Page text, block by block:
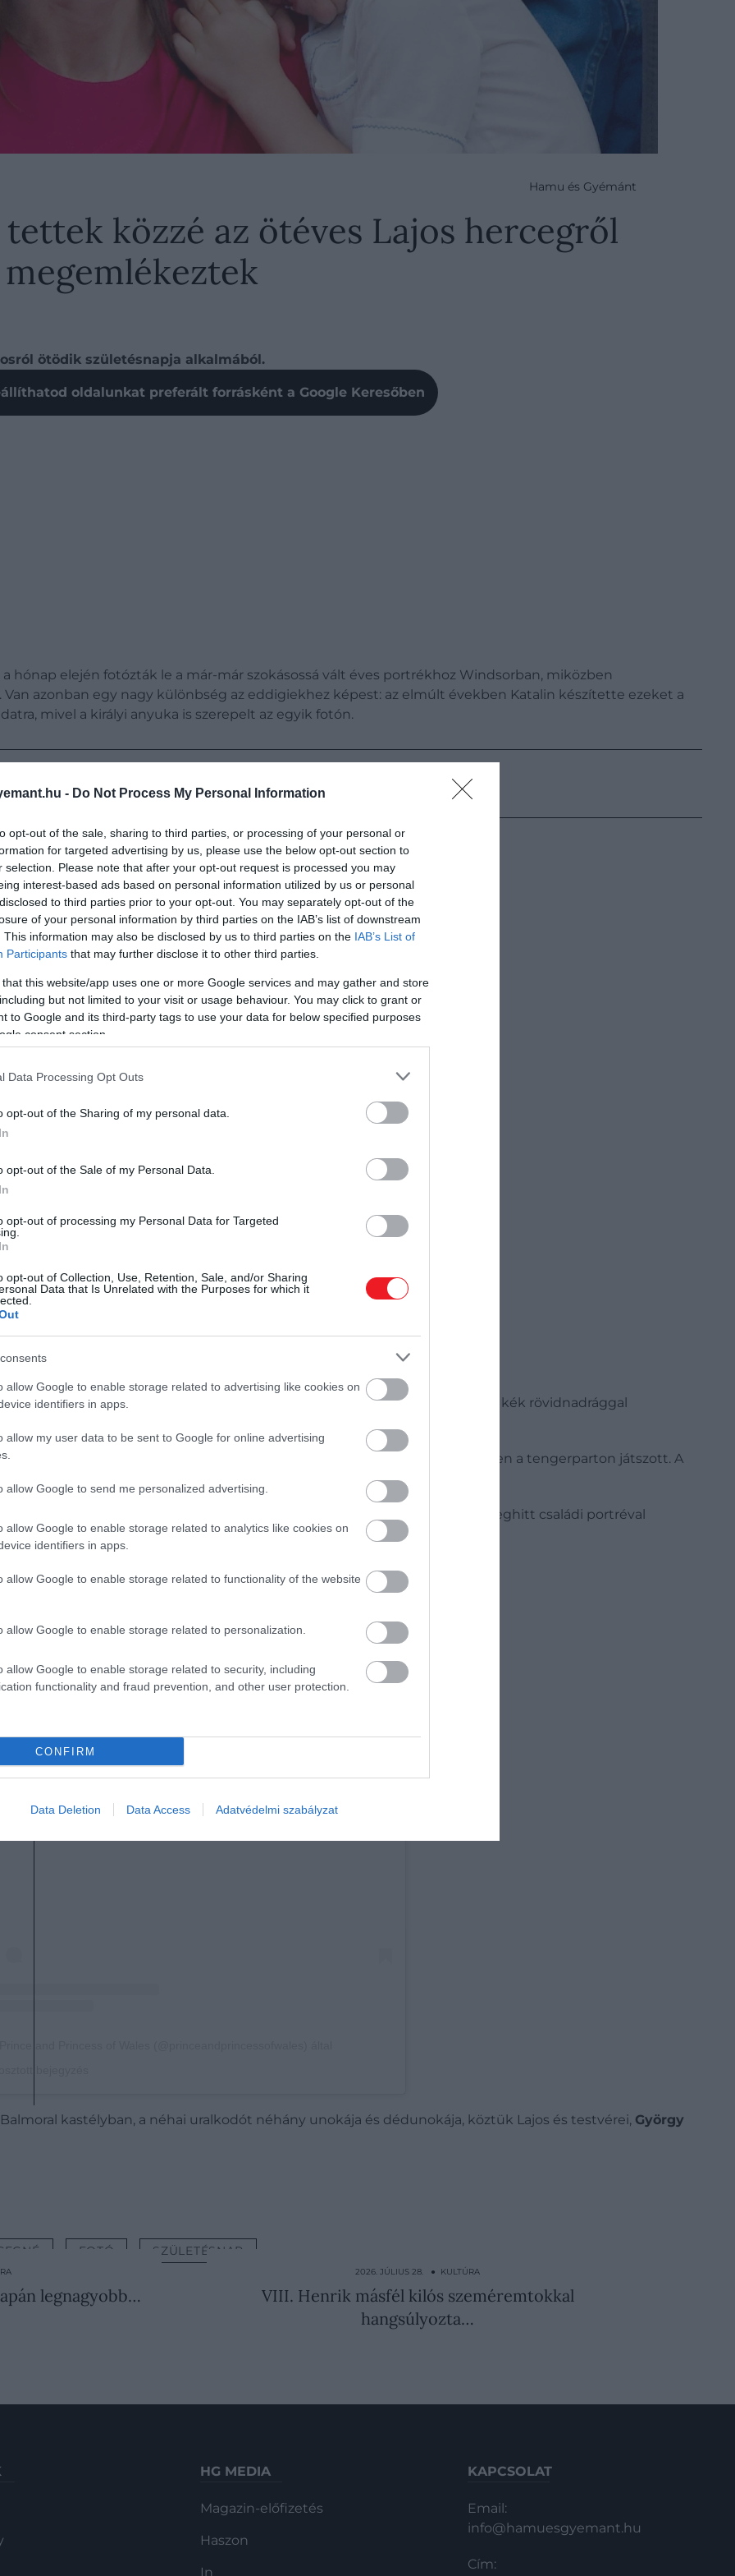
- Do Not Process My Personal Information
opt-out of the sale, sharing to third parties, or processing of your personal or
for targeted advertising by us, please use the below opt-out section to
selection. Please note that after your opt-out request is processed you may
interest-based ads based on personal information utilized by us or personal
to third parties prior to your opt-out. You may separately opt-out of the
of your personal information by third parties on the IAB’s list of downstream
This information may also be disclosed by us to third parties on the IAB’s List of
Participants that may further disclose it to other third parties.
that this website/app uses one or more Google services and may gather and store
but not limited to your visit or usage behaviour. You may click to grant or
to Google and its third-party tags to use your data for below specified purposes
consent section.
Data Processing Opt Outs
opt-out of the Sharing of my personal data.
opt-out of the Sale of my Personal Data.
opt-out of processing my Personal Data for Targeted
opt-out of Collection, Use, Retention, Sale, and/or Sharing
Data that Is Unrelated with the Purposes for which it
allow Google to enable storage related to advertising like cookies on
identifiers in apps.
allow my user data to be sent to Google for online advertising
allow Google to send me personalized advertising.
allow Google to enable storage related to analytics like cookies on
identifiers in apps.
allow Google to enable storage related to functionality of the website
allow Google to enable storage related to personalization.
allow Google to enable storage related to security, including
functionality and fraud prevention, and other user protection.
CONFIRM
Data Deletion Data Access Adatvédelmi szabályzat
Hamu és Gyémánt
közzé az ötéves Lajos hercegről
ötödik születésnapja alkalmából.
oldalunkat preferált forrásként a Google Keresőben
hónap elején fotózták le a már-már szokásossá vált éves portrékhoz Windsorban, miközben
azonban egy nagy különbség az eddigiekhez képest: az elmúlt években Katalin készítette ezeket a
mivel a királyi anyuka is szerepelt az egyik fotón.
grimaszai ismét ellopták a showt
A bejegyzés megtekintése az Instagramon
bejegyzés
bézs színű argyle díszítéssel, amelyet egy kék kockás galléros ing és egy kék rövidnadrággal
láthatunk.
a negyedik születésnapi portréja kedvéért édesanyja fotózta le, miközben a tengerparton játszott. A
hasonlít az édesapjára,
is megosztottak a napokban, ugyanis tegnapelőtt a királyi család egy meghitt családi portréval
a hétvégén lett volna 97 éves.
kastélyban, a néhai uralkodót néhány unokája és dédunokája, köztük Lajos és testvérei, György
FOTÓ SZÜLETÉSNAP
legnagyobb…
2026. JÚLIUS 28. ● KULTÚRA
VIII. Henrik másfél kilós szeméremtokkal
hangsúlyozta…
HG MEDIA
Magazin-előfizetés
Haszon
In
KAPCSOLAT
Email:
info@hamuesgyemant.hu
Cím: